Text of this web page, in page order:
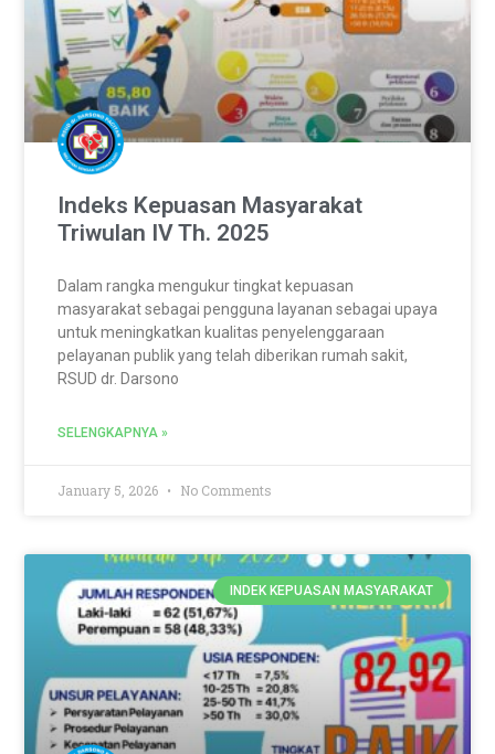
Indeks Kepuasan Masyarakat
Triwulan IV Th. 2025
Dalam rangka mengukur tingkat kepuasan
masyarakat sebagai pengguna layanan sebagai upaya
untuk meningkatkan kualitas penyelenggaraan
pelayanan publik yang telah diberikan rumah sakit,
RSUD dr. Darsono
SELENGKAPNYA »
January 5, 2026 No Comments
INDEK KEPUASAN MASYARAKAT